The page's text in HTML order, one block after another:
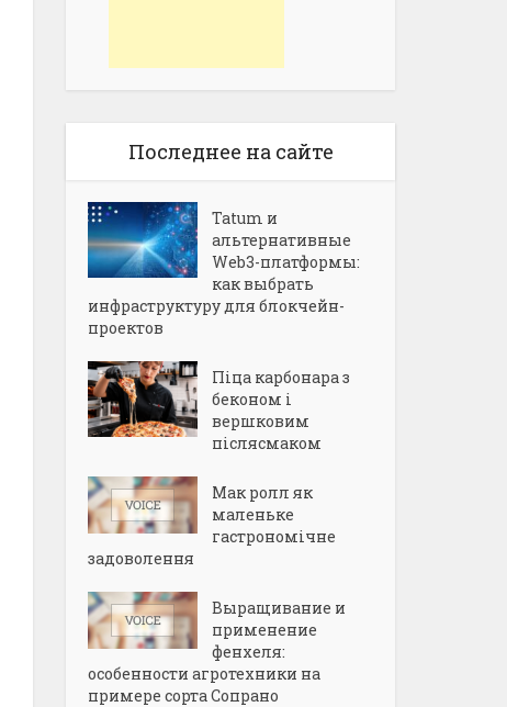
Последнее на сайте
Tatum и
альтернативные
Web3-платформы:
как выбрать
инфраструктуру для блокчейн-
проектов
Піца карбонара з
беконом і
вершковим
післясмаком
Мак ролл як
маленьке
гастрономічне
задоволення
Выращивание и
применение
фенхеля:
особенности агротехники на
примере сорта Сопрано